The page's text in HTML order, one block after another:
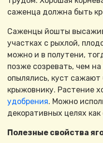
саженца должна быть
Саженцы йошты
участках с рыхлой,
можно и в полутени,
позже созревать, чем
опылялись, куст
крыжовнику. Растение
удобрения. Можно
декоративных целях
Полезные свойства